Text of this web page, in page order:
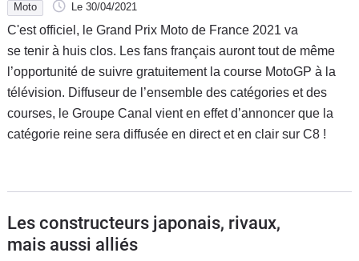
Moto Le 30/04/2021
C'est officiel, le Grand Prix Moto de France 2021 va
se tenir à huis clos. Les fans français auront tout de même
l’opportunité de suivre gratuitement la course MotoGP à la
télévision. Diffuseur de l’ensemble des catégories et des
courses, le Groupe Canal vient en effet d’annoncer que la
catégorie reine sera diffusée en direct et en clair sur C8 !
Les constructeurs japonais, rivaux,
mais aussi alliés